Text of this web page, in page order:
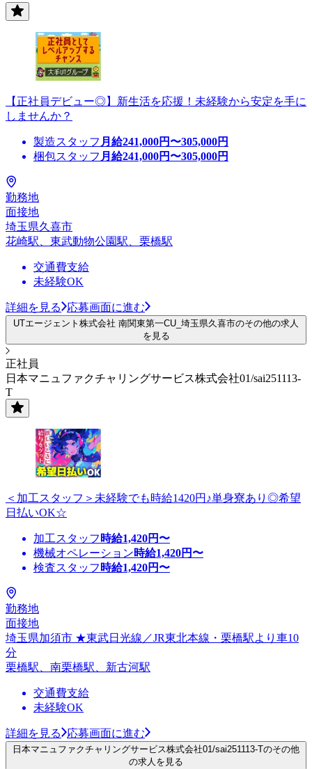
【正社員デビュー◎】新生活を応援！未経験から安定を手に
しませんか？
製造スタッフ 月給241,000円〜305,000円
梱包スタッフ 月給241,000円〜305,000円
勤務地
面接地
埼玉県久喜市
花崎駅、東武動物公園駅、栗橋駅
交通費支給
未経験OK
詳細を見る 応募画面に進む
UTエージェント株式会社 南関東第一CU_埼玉県久喜市のその他の求人
を見る
正社員
日本マニュファクチャリングサービス株式会社01/sai251113-
T
＜加工スタッフ＞未経験でも時給1420円♪単身寮あり◎希望
日払いOK☆
加工スタッフ 時給1,420円〜
機械オペレーション時給1,420円〜
検査スタッフ 時給1,420円〜
勤務地
面接地
埼玉県加須市 ★東武日光線／JR東北本線・栗橋駅より車10
分
栗橋駅、南栗橋駅、新古河駅
交通費支給
未経験OK
詳細を見る 応募画面に進む
日本マニュファクチャリングサービス株式会社01/sai251113-Tのその他
の求人を見る